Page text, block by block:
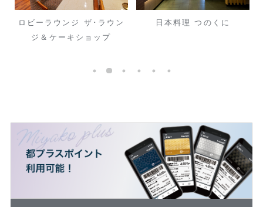
ロビーラウンジ ザ･ラウン
ジ＆ケーキショップ
日本料理 つのくに